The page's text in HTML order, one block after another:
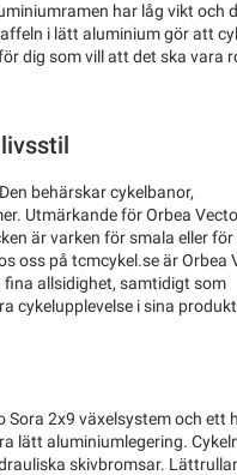
har låg vikt och
i lätt aluminium gör att
dig som vill att det ska vara
behärskar cykelbanor,
Utmärkande för Orbea
är varken för smala eller för
oss på tcmcykel.se är Orbea
allsidighet, samtidigt som
cykelupplevelse i sina
2x9 växelsystem och ett
lätt aluminiumlegering.
skivbromsar.